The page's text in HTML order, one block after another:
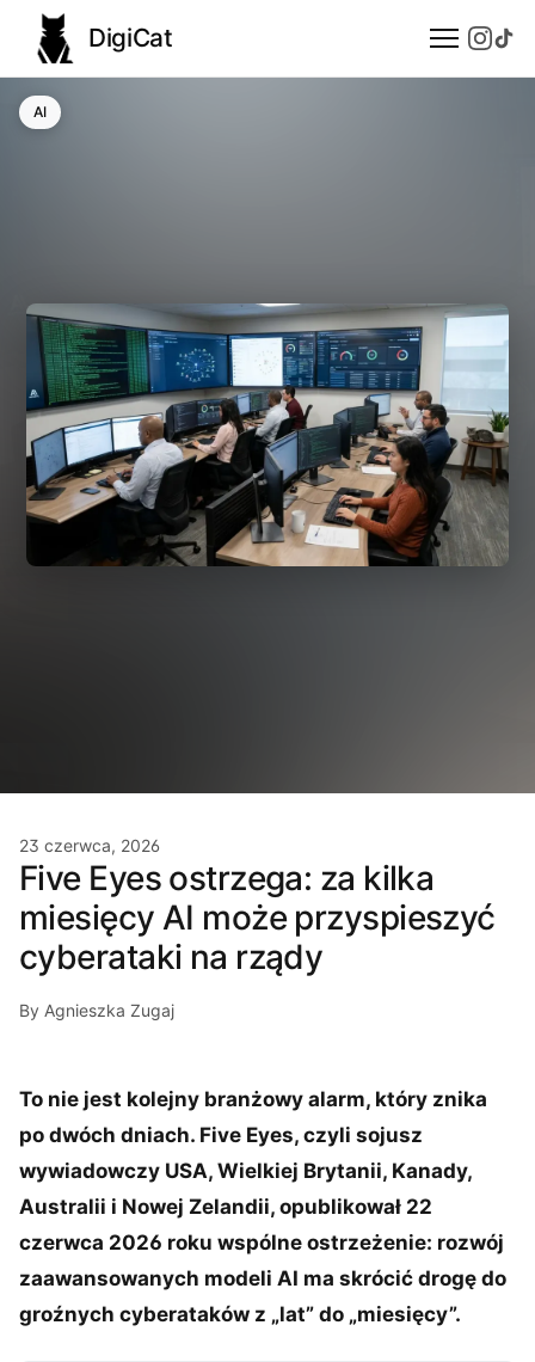
DigiCat
AI
Społeczeństwo
AI
23 czerwca, 2026
Five Eyes ostrzega: za kilka
miesięcy AI może przyspieszyć
cyberataki na rządy
By Agnieszka Zugaj
To nie jest kolejny branżowy alarm, który znika
po dwóch dniach. Five Eyes, czyli sojusz
wywiadowczy USA, Wielkiej Brytanii, Kanady,
Australii i Nowej Zelandii, opublikował 22
czerwca 2026 roku wspólne ostrzeżenie: rozwój
zaawansowanych modeli AI ma skrócić drogę do
groźnych cyberataków z „lat” do „miesięcy”.